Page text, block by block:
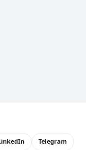
Telegram